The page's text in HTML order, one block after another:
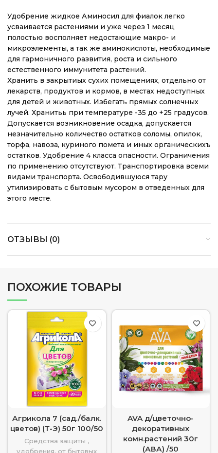
Удобрение жидкое Аминосил для фиалок легко
усваивается растениями и уже через 1 месяц
полостью восполняет недостающие макро- и
микроэлементы, а так же аминокислоты, необходимые
для гармоничного развития, роста и сильного
естественного иммунитета растений.
Хранить в закрытиых сухих помещениях, отдельно от
лекарств, продуктов и кормов, в местах недоступных
для детей и животных. Избегать прямых солнечных
лучей. Хранитьь при температуре -35 до +25 градусов.
Допускается возникновение осадка, допускается
незначительно количество остатков соломы, опилок,
торфа, навоза, куриного помета и иных органическихъ
остатков. Удобрение 4 класса опасности. Ограничения
по применению отсутствуют. Транспортировка всеми
видами транспорта. Освободившуюся тару
утилизировать с бытовым мусором в отведенных для
этого месте.
ОТЗЫВЫ (0)
ПОХОЖИЕ ТОВАРЫ
Агрикола 7 (сад./балк.
цветов) (Т-Э) 50г 100/50
Средства защиты ,
удобрения, от бытовых
AVA д/цветочно-
декоративных
комн.растений 30г
(АВА) /50